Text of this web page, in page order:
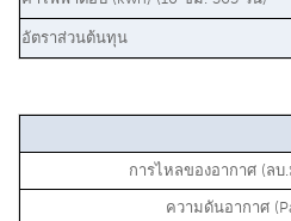
อัตราส่วนต้นทุน
การไหลของอากาศ (ลบ
ความดันอากาศ